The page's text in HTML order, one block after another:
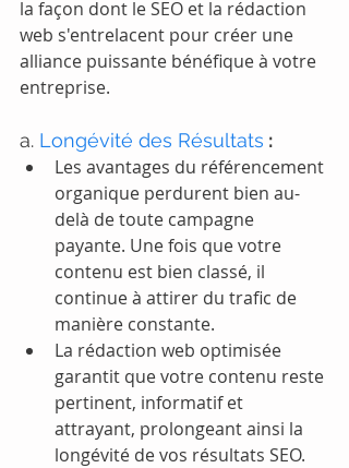
la façon dont le SEO et la rédaction
web s'entrelacent pour créer une
alliance puissante bénéfique à votre
entreprise.
a. Longévité des Résultats :
Les avantages du référencement
organique perdurent bien au-
delà de toute campagne
payante. Une fois que votre
contenu est bien classé, il
continue à attirer du trafic de
manière constante.
La rédaction web optimisée
garantit que votre contenu reste
pertinent, informatif et
attrayant, prolongeant ainsi la
longévité de vos résultats SEO.